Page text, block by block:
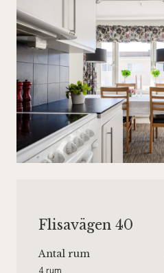
Flisavägen 40
Antal rum